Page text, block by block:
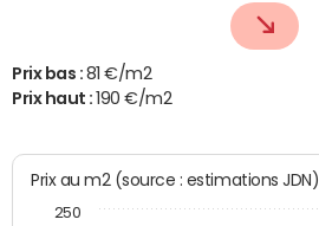
Prix bas : 81 €/m2
Prix haut : 190 €/m2
Prix au m2 (source : estimations JDN)
250